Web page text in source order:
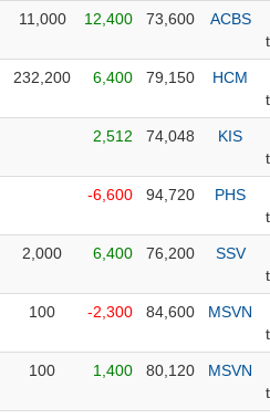
11,000 12,400 73,600
ACBS
232,200 6,400 79,150
HCM
2,512 74,048
KIS
-6,600 94,720
PHS
2,000 6,400 76,200
SSV
100 -2,300 84,600
MSVN
100 1,400 80,120
MSVN